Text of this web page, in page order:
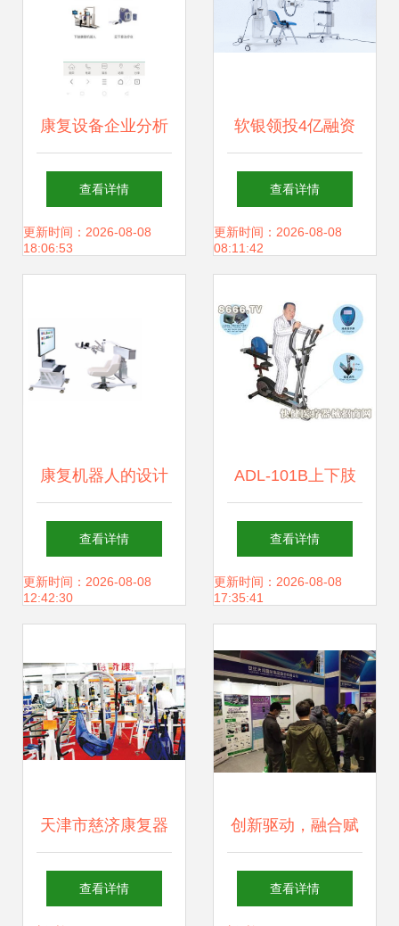
康复设备企业分析
产品与财务稳健，
警惕大股东占款风
查看详情
更新时间：2026-08-08
18:06:53
软银领投4亿融资
世界首款三维上肢
康复机器人开启智
查看详情
更新时间：2026-08-08
08:11:42
康复机器人的设计
创新与案例解析 科
技赋能健康医疗的
查看详情
更新时间：2026-08-08
12:42:30
ADL-101B上下肢
自动康复器 提升康
复效率的智能设备
查看详情
更新时间：2026-08-08
17:35:41
天津市慈济康复器
材厂 专业铸就品
查看详情
创新驱动，融合赋
能 第三届康复辅助
查看详情